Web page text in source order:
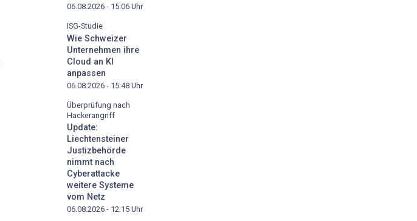
06.08.2026 - 15:06 Uhr
ISG-Studie
Wie Schweizer
Unternehmen ihre
Cloud an KI
anpassen
06.08.2026 - 15:48 Uhr
Überprüfung nach
Hackerangriff
Update:
Liechtensteiner
Justizbehörde
nimmt nach
Cyberattacke
weitere Systeme
vom Netz
06.08.2026 - 12:15 Uhr